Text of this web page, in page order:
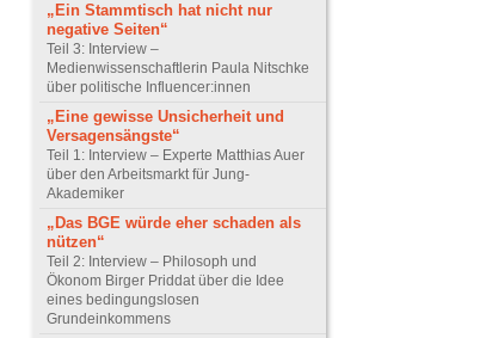
„Ein Stammtisch hat nicht nur
negative Seiten“
Teil 3: Interview –
Medienwissenschaftlerin Paula Nitschke
über politische Influencer:innen
„Eine gewisse Unsicherheit und
Versagensängste“
Teil 1: Interview – Experte Matthias Auer
über den Arbeitsmarkt für Jung-
Akademiker
„Das BGE würde eher schaden als
nützen“
Teil 2: Interview – Philosoph und
Ökonom Birger Priddat über die Idee
eines bedingungslosen
Grundeinkommens